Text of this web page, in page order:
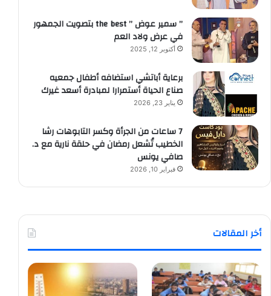
” سمير عوض ” the best بتصويت الجمهور
في عرض ولاد العم
أكتوبر 12, 2025
برعاية أباتشي استضافه أطفال جمعيه
صناع الحياة أستمرارا لمبادرة أسعد غيرك
يناير 23, 2026
7 ساعات من الجرأة وكسر التابوهات رشا
الخطيب تُشعل رمضان في حلقة نارية مع د.
صافي يونس
فبراير 10, 2026
أخر المقالات